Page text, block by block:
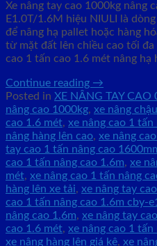
Xe nâng tay cao 1000kg nâng
E1.0T/1.6M hiệu NIULI là
để nâng hạ pallet hoặc hàng
từ mặt đất lên chiều cao tối đa
cao 1 tấn cao 1.6 mét nâng hạ
Continue reading →
Posted in XE NÂNG TAY CAO
nâng cao 1000kg, xe nâng
cao 1.6 mét, xe nâng cao 1
nâng hàng lên cao, xe nâng
tay cao 1 tấn nâng cao
cao 1 tấn nâng cao 1.6m, xe
mét, xe nâng cao 1 tấn nâng
hàng lên xe tải, xe nâng tay
cao 1 tấn nâng cao 1.6m cby-
nâng cao 1.6m, xe nâng tay
cao 1.6 mét, xe nâng cao 1
xe nâng hàng lên giá kệ, xe